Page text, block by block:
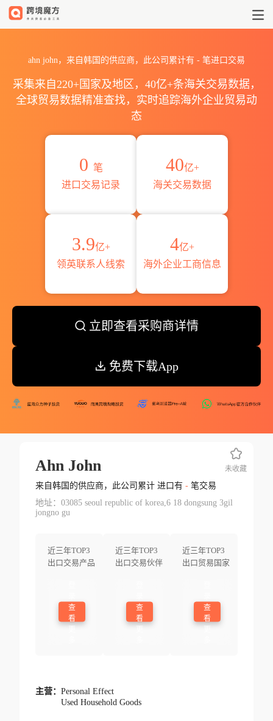
ahn john，来自韩国的供应商，此公司累计有 - 笔进口交易
采集来自220+国家及地区，40亿+条海关交易数据，
全球贸易数据精准查找，实时追踪海外企业贸易动
态
0 笔
进口交易记录
40亿+
海关交易数据
3.9亿+
领英联系人线索
4亿+
海外企业工商信息
立即查看采购商详情
免费下载App
Ahn John
来自韩国的供应商，此公司累计 进口有 -笔交易
地址：03085 seoul republic of korea,6 18 dongsung 3gil
jongno gu
近三年TOP3
出口交易产品
查
看
近三年TOP3
出口交易伙伴
查
看
近三年TOP3
出口贸易国家
查
看
未收藏
主营： Personal Effect
Used Household Goods